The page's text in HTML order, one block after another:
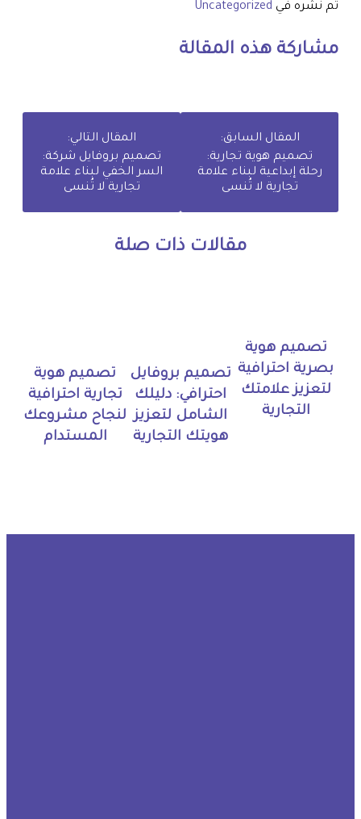
تم نشره في Uncategorized
مشاركة هذه المقالة
المقال السابق:
تصميم هوية تجارية:
رحلة إبداعية لبناء علامة
تجارية لا تُنسى
المقال التالي:
تصميم بروفايل شركة:
السر الخفي لبناء علامة
تجارية لا تُنسى
مقالات ذات صلة
تصميم هوية
بصرية احترافية
لتعزيز علامتك
التجارية
تصميم بروفايل
احترافي: دليلك
الشامل لتعزيز
هويتك التجارية
تصميم هوية
تجارية احترافية
لنجاح مشروعك
المستدام